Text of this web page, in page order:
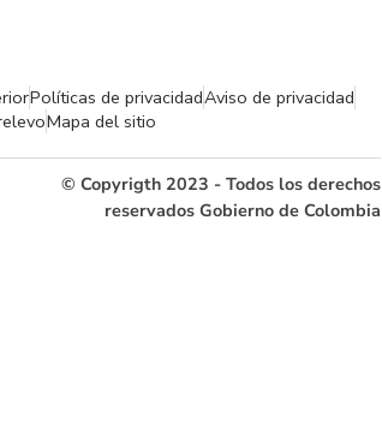
Políticas de privacidadAviso de privacidad
Mapa del sitio
© Copyrigth 2023 - Todos los derechos
reservados Gobierno de Colombia